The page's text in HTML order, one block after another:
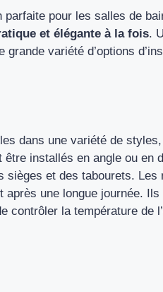
pour les salles de
et élégante à la fois.
variété d’options
dans une variété de
être installés en angle ou
et des tabourets. Les
une longue journée.
contrôler la température de